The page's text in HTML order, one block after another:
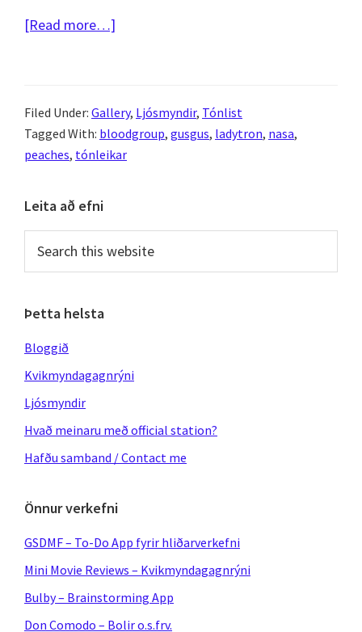
[Read more…]
á
NASA
Filed Under: Gallery, Ljósmyndir, Tónlist
Tagged With: bloodgroup, gusgus, ladytron, nasa,
peaches, tónleikar
Primary
Sidebar
Leita að efni
this
Þetta helsta
Bloggið
Kvikmyndagagnrýni
Ljósmyndir
Hvað meinaru með official station?
Hafðu samband / Contact me
Önnur verkefni
GSDMF – To-Do App fyrir hliðarverkefni
Mini Movie Reviews – Kvikmyndagagnrýni
Bulby – Brainstorming App
Don Comodo – Bolir o.s.frv.